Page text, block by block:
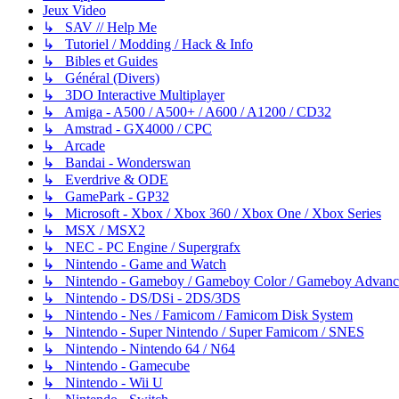
Jeux Video
↳ SAV // Help Me
↳ Tutoriel / Modding / Hack & Info
↳ Bibles et Guides
↳ Général (Divers)
↳ 3DO Interactive Multiplayer
↳ Amiga - A500 / A500+ / A600 / A1200 / CD32
↳ Amstrad - GX4000 / CPC
↳ Arcade
↳ Bandai - Wonderswan
↳ Everdrive & ODE
↳ GamePark - GP32
↳ Microsoft - Xbox / Xbox 360 / Xbox One / Xbox Series
↳ MSX / MSX2
↳ NEC - PC Engine / Supergrafx
↳ Nintendo - Game and Watch
↳ Nintendo - Gameboy / Gameboy Color / Gameboy
↳ Nintendo - DS/DSi - 2DS/3DS
↳ Nintendo - Nes / Famicom / Famicom Disk System
↳ Nintendo - Super Nintendo / Super Famicom / SNES
↳ Nintendo - Nintendo 64 / N64
↳ Nintendo - Gamecube
↳ Nintendo - Wii U